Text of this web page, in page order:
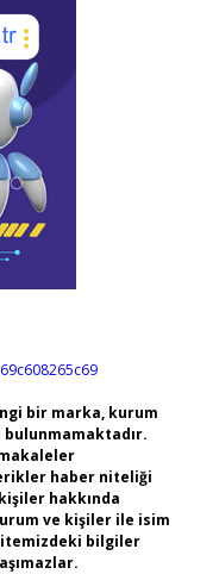
bir marka, kurum
bulunmamaktadır.
makaleler
haber niteliği
hakkında
ve kişiler ile isim
bilgiler